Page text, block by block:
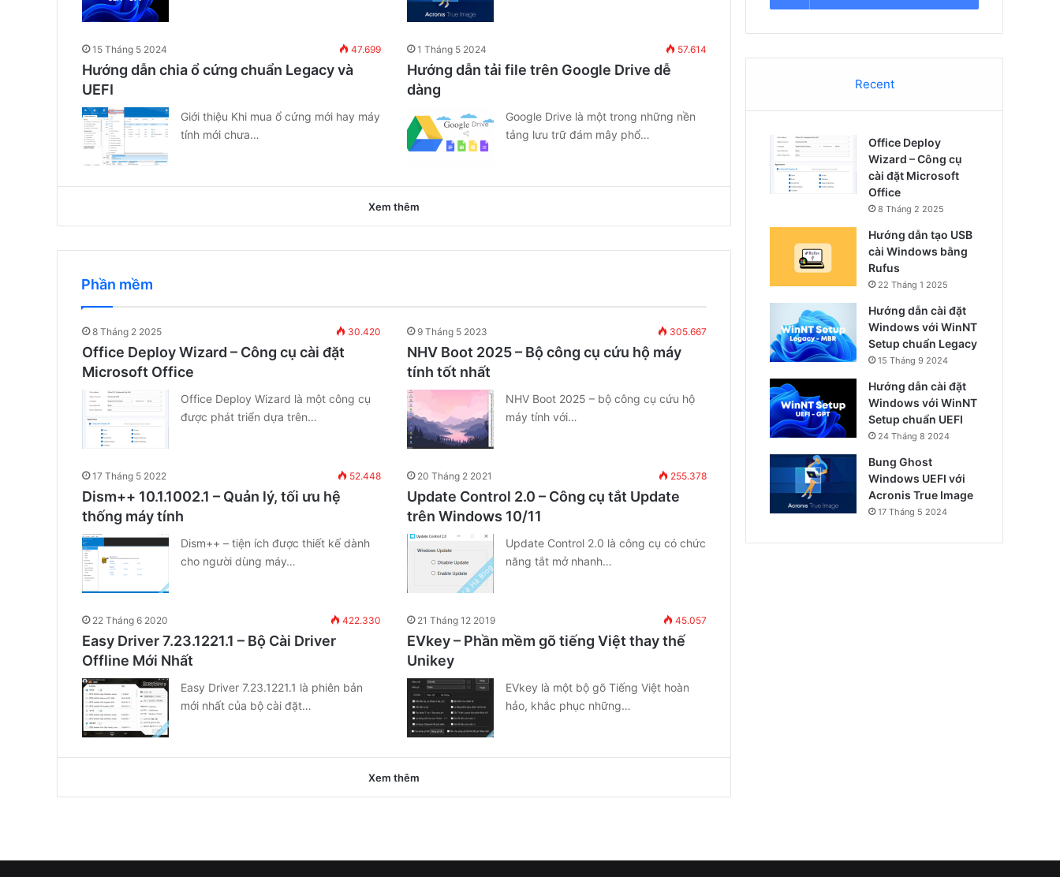
15 Tháng 5 2024 47.699
Hướng dẫn chia ổ cứng chuẩn Legacy và
UEFI
Giới thiệu Khi mua ổ cứng mới hay máy
tính mới chưa…
1 Tháng 5 2024 57.614
Hướng dẫn tải file trên Google Drive dễ
dàng
Google Drive là một trong những nền
tảng lưu trữ đám mây phổ…
Xem thêm
Phần mềm
8 Tháng 2 2025 30.420
Office Deploy Wizard – Công cụ cài đặt
Microsoft Office
Office Deploy Wizard là một công cụ
được phát triển dựa trên…
9 Tháng 5 2023 305.667
NHV Boot 2025 – Bộ công cụ cứu hộ máy
tính tốt nhất
NHV Boot 2025 – bộ công cụ cứu hộ
máy tính với…
17 Tháng 5 2022 52.448
Dism++ 10.1.1002.1 – Quản lý, tối ưu hệ
thống máy tính
Dism++ – tiện ích được thiết kế dành
cho người dùng máy…
20 Tháng 2 2021 255.378
Update Control 2.0 – Công cụ tắt Update
trên Windows 10/11
Update Control 2.0 là công cụ có chức
năng tắt mở nhanh…
22 Tháng 6 2020 422.330
Easy Driver 7.23.1221.1 – Bộ Cài Driver
Offline Mới Nhất
Easy Driver 7.23.1221.1 là phiên bản
mới nhất của bộ cài đặt…
21 Tháng 12 2019 45.057
EVkey – Phần mềm gõ tiếng Việt thay thế
Unikey
EVkey là một bộ gõ Tiếng Việt hoàn
hảo, khắc phục những…
Xem thêm
Recent
Office Deploy
Wizard – Công cụ
cài đặt Microsoft
Office
8 Tháng 2 2025
Hướng dẫn tạo USB
cài Windows bằng
Rufus
22 Tháng 1 2025
Hướng dẫn cài đặt
Windows với WinNT
Setup chuẩn Legacy
15 Tháng 9 2024
Hướng dẫn cài đặt
Windows với WinNT
Setup chuẩn UEFI
24 Tháng 8 2024
Bung Ghost
Windows UEFI với
Acronis True Image
17 Tháng 5 2024